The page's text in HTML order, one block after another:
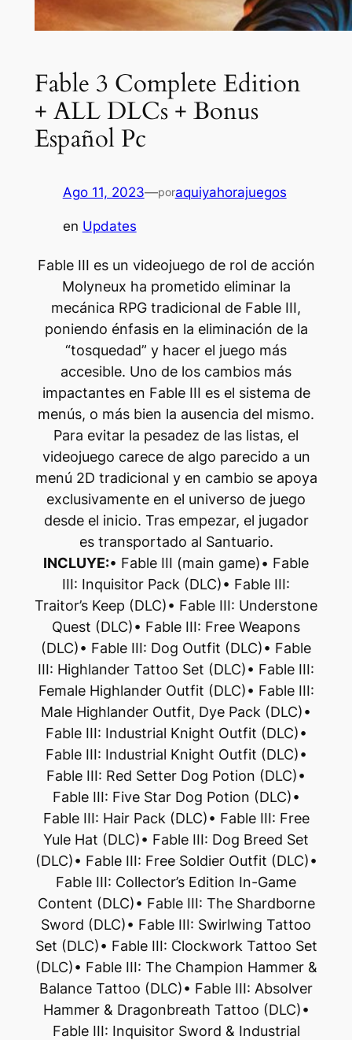
Fable 3 Complete Edition
+ ALL DLCs + Bonus
Español Pc
Ago 11, 2023—poraquiyahorajuegos
en Updates
Fable III es un videojuego de rol de acción
Molyneux ha prometido eliminar la
mecánica RPG tradicional de Fable III,
poniendo énfasis en la eliminación de la
“tosquedad” y hacer el juego más
accesible. Uno de los cambios más
impactantes en Fable III es el sistema de
menús, o más bien la ausencia del mismo.
Para evitar la pesadez de las listas, el
videojuego carece de algo parecido a un
menú 2D tradicional y en cambio se apoya
exclusivamente en el universo de juego
desde el inicio. Tras empezar, el jugador
es transportado al Santuario.
INCLUYE:• Fable III (main game)• Fable
III: Inquisitor Pack (DLC)• Fable III:
Traitor’s Keep (DLC)• Fable III: Understone
Quest (DLC)• Fable III: Free Weapons
(DLC)• Fable III: Dog Outfit (DLC)• Fable
III: Highlander Tattoo Set (DLC)• Fable III:
Female Highlander Outfit (DLC)• Fable III:
Male Highlander Outfit, Dye Pack (DLC)•
Fable III: Industrial Knight Outfit (DLC)•
Fable III: Industrial Knight Outfit (DLC)•
Fable III: Red Setter Dog Potion (DLC)•
Fable III: Five Star Dog Potion (DLC)•
Fable III: Hair Pack (DLC)• Fable III: Free
Yule Hat (DLC)• Fable III: Dog Breed Set
(DLC)• Fable III: Free Soldier Outfit (DLC)•
Fable III: Collector’s Edition In-Game
Content (DLC)• Fable III: The Shardborne
Sword (DLC)• Fable III: Swirlwing Tattoo
Set (DLC)• Fable III: Clockwork Tattoo Set
(DLC)• Fable III: The Champion Hammer &
Balance Tattoo (DLC)• Fable III: Absolver
Hammer & Dragonbreath Tattoo (DLC)•
Fable III: Inquisitor Sword & Industrial